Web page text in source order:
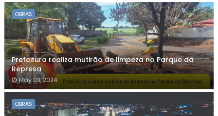
OBRAS
Prefeitura realiza mutirão de limpeza no Parque da
Represa
May 03, 2024
OBRAS